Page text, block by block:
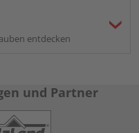
entdecken
und Partner